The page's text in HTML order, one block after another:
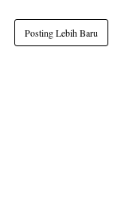
Posting Lebih Baru